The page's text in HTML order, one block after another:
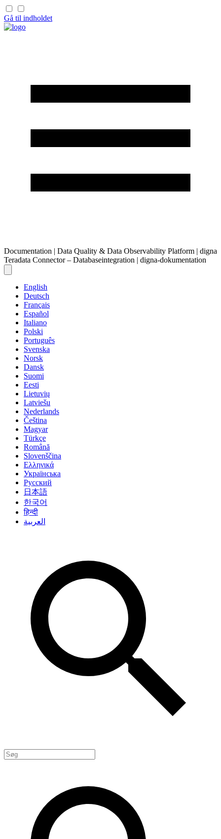
Gå til indholdet
Documentation | Data Quality & Data Observability Platform | digna
Teradata Connector – Databaseintegration | digna-dokumentation
English
Deutsch
Français
Español
Italiano
Polski
Português
Svenska
Norsk
Dansk
Suomi
Eesti
Lietuvių
Latviešu
Nederlands
Čeština
Magyar
Türkçe
Română
Slovenščina
Ελληνικά
Українська
Русский
日本語
한국어
हिन्दी
العربية